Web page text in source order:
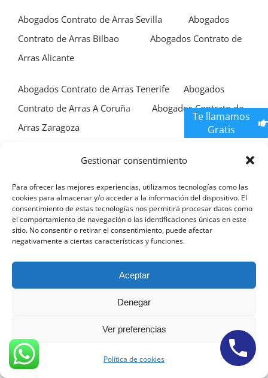
Gestionar consentimiento
Para ofrecer las mejores experiencias, utilizamos tecnologías como las
cookies para almacenar y/o acceder a la información del dispositivo. El
consentimiento de estas tecnologías nos permitirá procesar datos como
el comportamiento de navegación o las identificaciones únicas en este
sitio. No consentir o retirar el consentimiento, puede afectar
negativamente a ciertas características y funciones.
Aceptar
Denegar
Ver preferencias
Política de cookies
Abogados Contrato de Arras Sevilla
Abogados
Contrato de Arras Bilbao
Abogados Contrato de
Arras Alicante
Abogados Contrato de Arras Tenerife
Abogados
Contrato de Arras A Coruña Abogados Contrato de
Arras Zaragoza
Abogados Contrato de Arras Murcia
Abogados
OTROS SERVICIOS
INMOBILIARIOS EN NUESTRO
DESPACHO LEGAL DE MALAGA
Abogados inmobiliarios Malaga
Abogados Alquileres
Abogados Compra Venta Malaga
Abogados Okupas Malaga
Abogados Desahucios Malaga
Abogados Contrato
Te llamamos
Gratis